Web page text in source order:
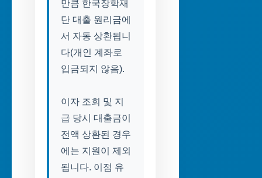
만큼 한국장학재
단 대출 원리금에
서 자동 상환됩니
다(개인 계좌로
입금되지 않음).
이자 조회 및 지
급 당시 대출금이
전액 상환된 경우
에는 지원이 제외
됩니다. 이점 유